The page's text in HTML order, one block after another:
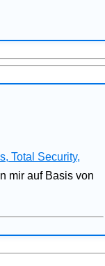
Total Security,
mir auf Basis von